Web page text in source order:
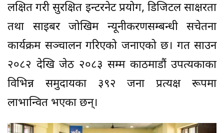
लक्षित गरी सुरक्षित इन्टरनेट प्रयोग, डिजिटल साक्षरता
तथा साइबर जोखिम न्यूनीकरणसम्बन्धी सचेतना
कार्यक्रम सञ्चालन गरिएको जनाएको छ। गत साउन
२०८२ देखि जेठ २०८३ सम्म काठमाडौं उपत्यकाका
विभिन्न समुदायका ३९२ जना प्रत्यक्ष रूपमा
लाभान्वित भएका छन्।